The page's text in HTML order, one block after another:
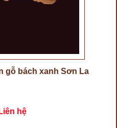
gỗ bách xanh Sơn La
hệ